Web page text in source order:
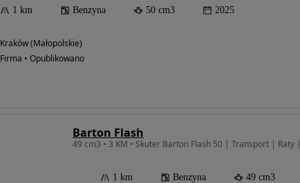
1 km Benzyna 50 cm3 2025
Kraków (Małopolskie)
Firma • Opublikowano
Barton Flash
49 cm3 • 3 KM • Skuter Barton Flash 50 | Transport | Raty |
1 km Benzyna
49 cm3